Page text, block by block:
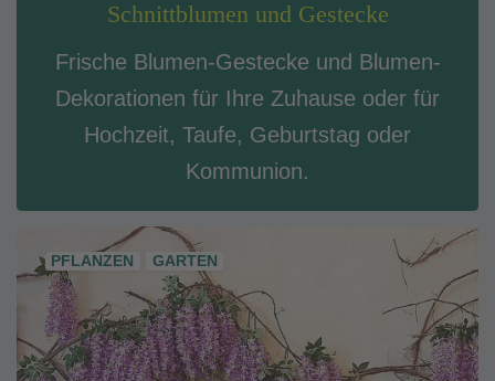
Schnittblumen und Gestecke
Frische Blumen-Gestecke und Blumen-
Dekorationen für Ihre Zuhause oder für
Hochzeit, Taufe, Geburtstag oder
Kommunion.
PFLANZEN GARTEN